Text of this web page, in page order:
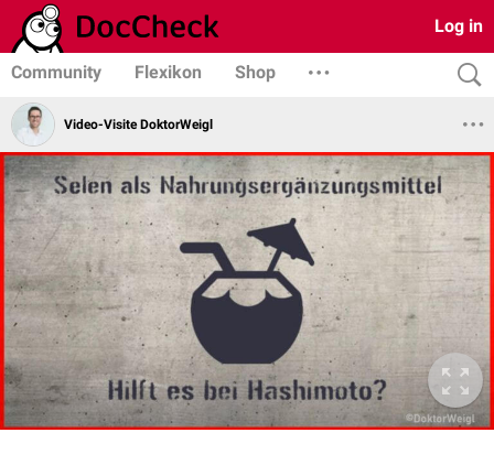
Log in
Community Flexikon Shop
Video-Visite DoktorWeigl